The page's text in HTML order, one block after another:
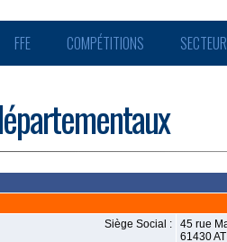
FFE COMPÉTITIONS
Siège Social :
45 rue
61430